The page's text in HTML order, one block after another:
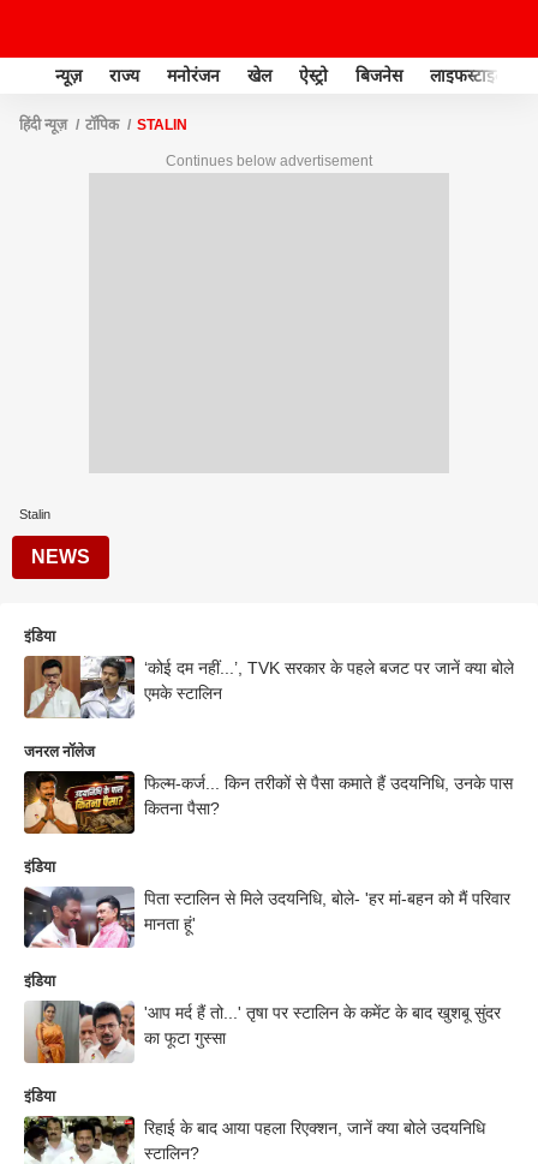
न्यूज़ राज्य मनोरंजन खेल ऐस्ट्रो बिजनेस लाइफस्टाइल
हिंदी न्यूज़ टॉपिक STALIN
Continues below advertisement
Stalin
NEWS
इंडिया
‘कोई दम नहीं...’, TVK सरकार के पहले बजट पर जानें क्या बोले
एमके स्टालिन
जनरल नॉलेज
फिल्म-कर्ज... किन तरीकों से पैसा कमाते हैं उदयनिधि, उनके पास
कितना पैसा?
इंडिया
पिता स्टालिन से मिले उदयनिधि, बोले- 'हर मां-बहन को मैं परिवार
मानता हूं'
इंडिया
'आप मर्द हैं तो...' तृषा पर स्टालिन के कमेंट के बाद खुशबू सुंदर
का फूटा गुस्सा
इंडिया
रिहाई के बाद आया पहला रिएक्शन, जानें क्या बोले उदयनिधि
स्टालिन?